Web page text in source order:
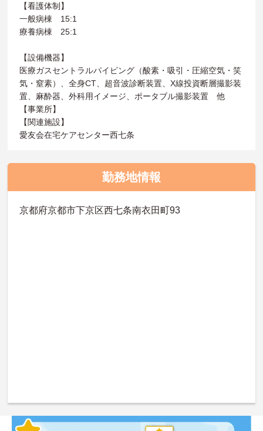
【看護体制】
一般病棟 15:1
療養病棟 25:1
【設備機器】
医療ガスセントラルパイピング（酸素・吸引・圧縮空気・笑
気・窒素）、全身CT、超音波診断装置、X線投資断層撮影装
置、麻酔器、外科用イメージ、ポータブル撮影装置 他
【事業所】
【関連施設】
愛友会在宅ケアセンター西七条
勤務地情報
京都府京都市下京区西七条南衣田町93